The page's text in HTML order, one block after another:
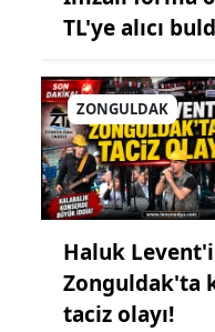
TL'ye alıcı
ZONGULDAK
Haluk
Zonguldak'ta
taciz olayı!